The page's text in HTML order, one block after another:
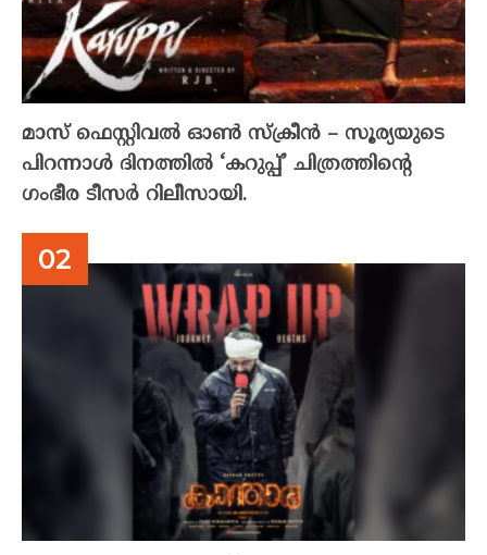
മാസ് ഫെസ്റ്റിവൽ ഓൺ സ്‌ക്രീൻ – സൂര്യയുടെ
പിറന്നാൾ ദിനത്തിൽ ‘കറുപ്പ്’ ചിത്രത്തിന്റെ
ഗംഭീര ടീസർ റിലീസായി.